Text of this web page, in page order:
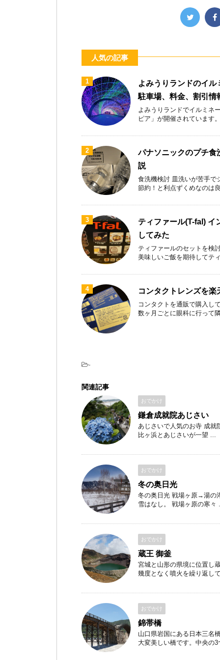
人気の記事
1
よみうりランドのイ
駐車場、料金、割引情
よみうりランドでイルミネ
ピア」が開催されています
2
パナソニックのプチ
説
食洗機検討 皿洗いが苦手で
節約！と利点ずくめなのは
3
ティファール(T-fal) イ
してみた
ティファールのセットを検
美味しいご飯を期待してテ
4 コンタクトレンズを楽
コンタクトを通販で購入し
数ヶ月ごとに眼科に行って
-
関連記事
おでかけ
鎌倉成就院あじさい
あじさいで人気のお寺 成就
比ヶ浜とあじさいが一望 ...
おでかけ
冬の奥日光
冬の奥日光 戦場ヶ原→湯の
雪はなし。 戦場ヶ原の寒々
おでかけ
蔵王 御釜
宮城と山形の県境に位置し
幾度となく噴火を繰り返し
おでかけ
錦帯橋
山口県岩国にある日本三名
大変美しい橋です。中央の